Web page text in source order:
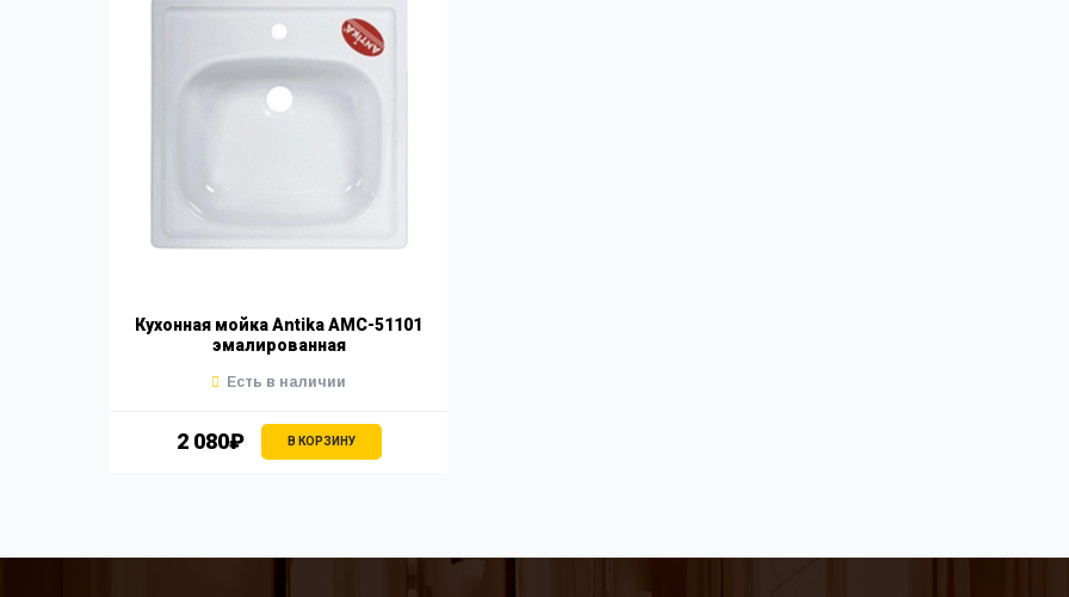
Кухонная мойка Antika AMC-51101
эмалированная
2 080₽ В КОРЗИНУ
Есть в наличии